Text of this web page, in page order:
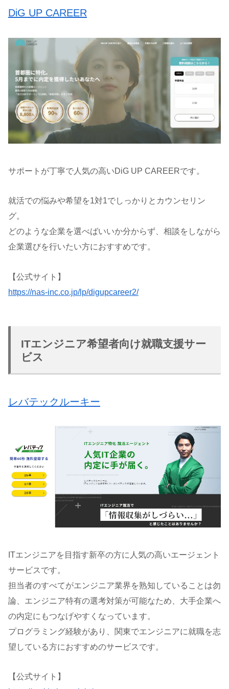
DiG UP CAREER
サポートが丁寧で人気の高いDiG UP CAREERです。
就活での悩みや希望を1対1でしっかりとカウンセリン
グ。
どのような企業を選べばいいか分からず、相談をしながら
企業選びを行いたい方におすすめです。
【公式サイト】
https://nas-inc.co.jp/lp/digupcareer2/
ITエンジニア希望者向け就職支援サー
ビス
レバテックルーキー
ITエンジニアを目指す新卒の方に人気の高いエージェント
サービスです。
担当者のすべてがエンジニア業界を熟知していることは勿
論、エンジニア特有の選考対策が可能なため、大手企業へ
の内定にもつなげやすくなっています。
プログラミング経験があり、関東でエンジニアに就職を志
望している方におすすめのサービスです。
【公式サイト】